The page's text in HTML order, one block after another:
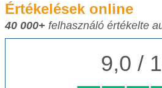
Értékelések online
40 000+ felhasználó értékelte
9,0 /